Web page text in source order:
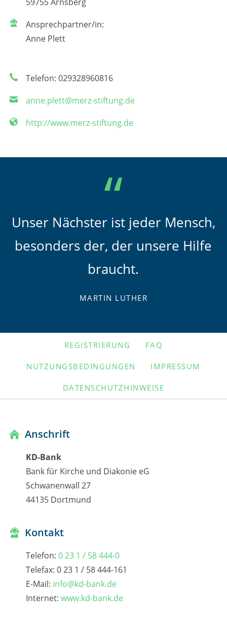
Ansprechpartner/in:
Anne Plett
Telefon: 029328960816
anne.plett@merz-stiftung.de
http://www.merz-stiftung.de
Unser Nächster ist jeder Mensch,
besonders der, der unsere Hilfe
braucht.
MARTIN LUTHER
NAVIGATION
REGISTRIERUNG FAQ
NUTZUNGSBEDINGUNGEN IMPRESSUM
DATENSCHUTZHINWEISE
Anschrift
KD-Bank
Bank für Kirche und Diakonie eG
Schwanenwall 27
44135 Dortmund
Kontakt
Telefon: 0 23 1 / 58 444-0
Telefax: 0 23 1 / 58 444-161
E-Mail: info@kd-bank.de
Internet: www.kd-bank.de